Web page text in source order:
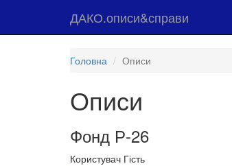
ДАКО.описи&справи
Головна Описи
Описи
Фонд Р-26
Користувач Гість